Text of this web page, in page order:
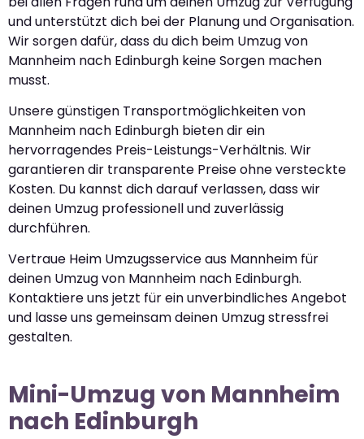
und unterstützt dich bei der Planung und Organisation.
Wir sorgen dafür, dass du dich beim Umzug von
Mannheim nach Edinburgh keine Sorgen machen
musst.
Unsere günstigen Transportmöglichkeiten von
Mannheim nach Edinburgh bieten dir ein
hervorragendes Preis-Leistungs-Verhältnis. Wir
garantieren dir transparente Preise ohne versteckte
Kosten. Du kannst dich darauf verlassen, dass wir
deinen Umzug professionell und zuverlässig
durchführen.
Vertraue Heim Umzugsservice aus Mannheim für
deinen Umzug von Mannheim nach Edinburgh.
Kontaktiere uns jetzt für ein unverbindliches Angebot
und lasse uns gemeinsam deinen Umzug stressfrei
gestalten.
Mini-Umzug von Mannheim
nach Edinburgh